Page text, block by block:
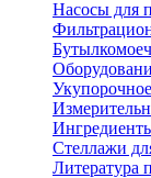
Насосы для
Стеллажи
Литература